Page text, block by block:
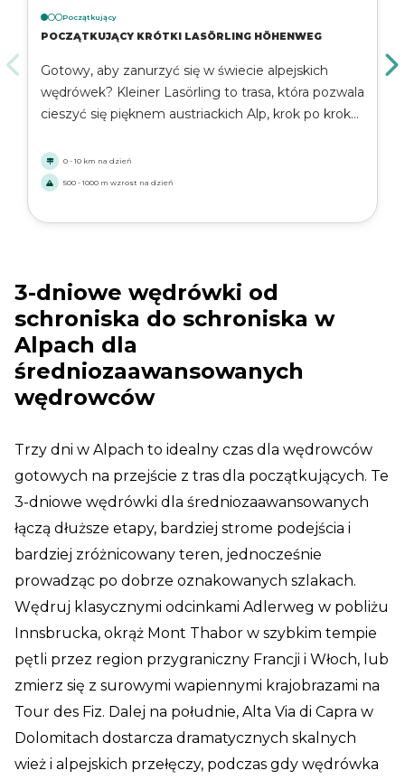
Początkujący
POCZĄTKUJĄCY KRÓTKI LASÖRLING HÖHENWEG
Gotowy, aby zanurzyć się w świecie alpejskich
wędrówek? Kleiner Lasörling to trasa, która pozwala
cieszyć się pięknem austriackich Alp, krok po kroku.
krótsza trasa oferuje zapierające dech w piersiach
widoki, spokojne szlaki i przytulne schroniska, nie
0 - 10 km na dzień
500 - 1000 m wzrost na dzień
3-dniowe wędrówki od
schroniska do schroniska w
Alpach dla
średniozaawansowanych
wędrowców
Trzy dni w Alpach to idealny czas dla wędrowców
gotowych na przejście z tras dla początkujących. Te
3-dniowe wędrówki dla średniozaawansowanych
łączą dłuższe etapy, bardziej strome podejścia i
bardziej zróżnicowany teren, jednocześnie
prowadząc po dobrze oznakowanych szlakach.
Wędruj klasycznymi odcinkami Adlerweg w pobliżu
Innsbrucka, okrąż Mont Thabor w szybkim tempie
pętli przez region przygraniczny Francji i Włoch, lub
zmierz się z surowymi wapiennymi krajobrazami na
Tour des Fiz. Dalej na południe, Alta Via di Capra w
Dolomitach dostarcza dramatycznych skalnych
wież i alpejskich przełęczy, podczas gdy wędrówka